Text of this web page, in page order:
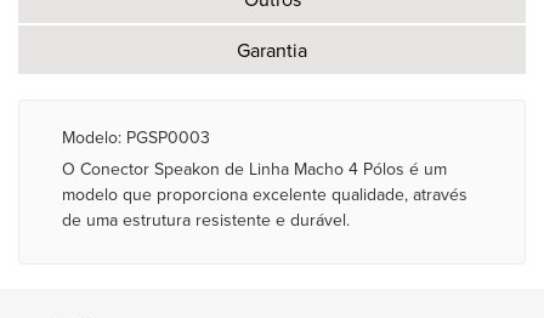
Garantia
Modelo: PGSP0003
O Conector Speakon de Linha Macho 4 Pólos é um
modelo que proporciona excelente qualidade, através
de uma estrutura resistente e durável.